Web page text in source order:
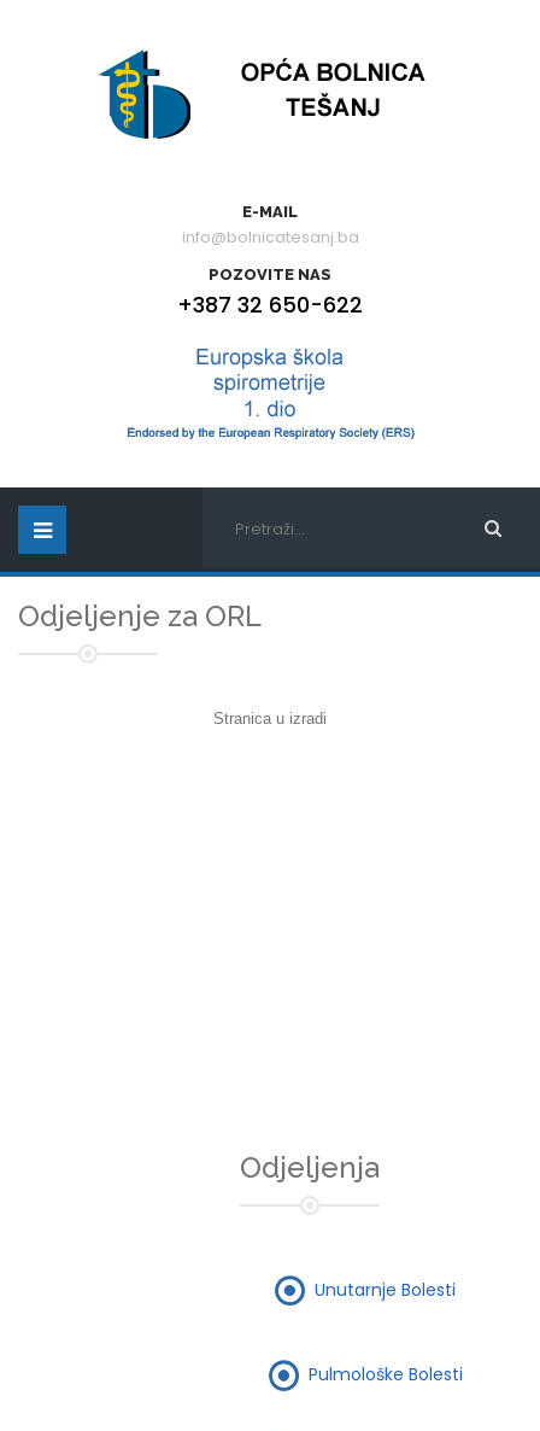
E-MAIL
info@bolnicatesanj.ba
POZOVITE NAS
+387 32 650-622
Odjeljenje za ORL
Stranica u izradi
Odjeljenja
Unutarnje Bolesti
Pulmološke Bolesti